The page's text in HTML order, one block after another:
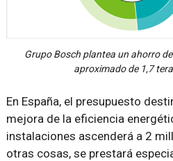
Grupo Bosch plantea un ahorro
aproximado de 1,7
En España, el presupuesto
mejora de la eficiencia
instalaciones ascenderá a 2
otras cosas, se prestará